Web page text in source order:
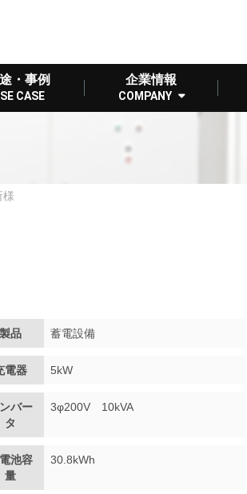
・事例
CASE
企業情報
COMPANY
様
製品 蓄電設備
電器 5kW
バー
タ
3φ200V 10kVA
池容
量
30.8kWh